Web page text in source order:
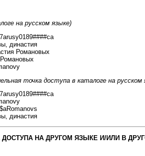
на русском языке)
династия
Романовых
точка доступа в каталоге на русском
династия
ДОСТУПА НА ДРУГОМ ЯЗЫКЕ И/ИЛИ В